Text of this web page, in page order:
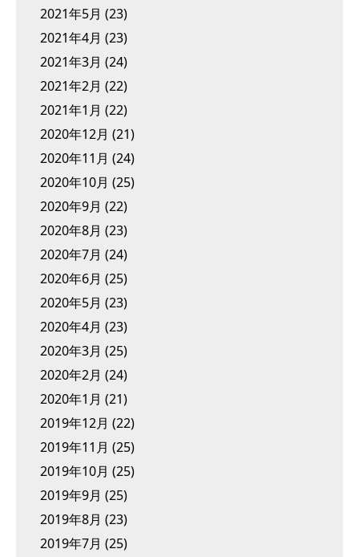
2021年5月 (23)
2021年4月 (23)
2021年3月 (24)
2021年2月 (22)
2021年1月 (22)
2020年12月 (21)
2020年11月 (24)
2020年10月 (25)
2020年9月 (22)
2020年8月 (23)
2020年7月 (24)
2020年6月 (25)
2020年5月 (23)
2020年4月 (23)
2020年3月 (25)
2020年2月 (24)
2020年1月 (21)
2019年12月 (22)
2019年11月 (25)
2019年10月 (25)
2019年9月 (25)
2019年8月 (23)
2019年7月 (25)